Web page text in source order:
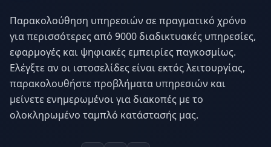
Παρακολούθηση υπηρεσιών σε πραγματικό χρόνο
για περισσότερες από 9000 διαδικτυακές υπηρεσίες,
εφαρμογές και ψηφιακές εμπειρίες παγκοσμίως.
Ελέγξτε αν οι ιστοσελίδες είναι εκτός λειτουργίας,
παρακολουθήστε προβλήματα υπηρεσιών και
μείνετε ενημερωμένοι για διακοπές με το
ολοκληρωμένο ταμπλό κατάστασής μας.